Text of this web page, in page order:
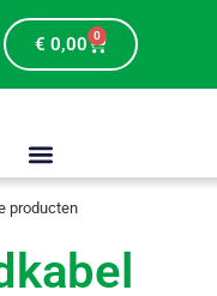
€ 0,00 0
producten